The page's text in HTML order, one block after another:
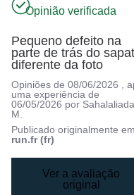
Opinião verificada
Pequeno defeito na
parte de trás do
diferente da foto
Opiniões de08/06/2026 ,
uma experiência de
06/05/2026 por
M.
Publicado originalmente
run.fr (fr)
Ver a avaliação
original